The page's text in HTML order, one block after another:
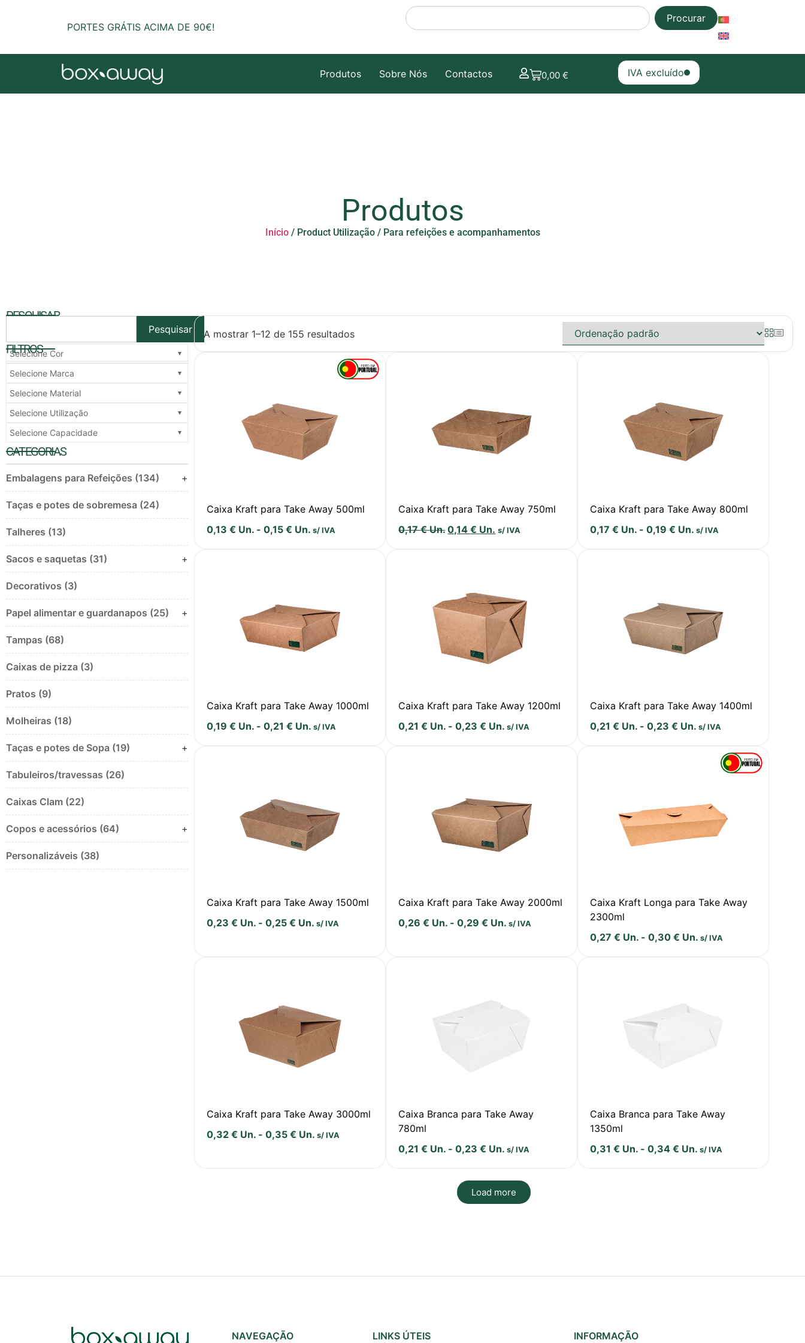
PORTES GRÁTIS ACIMA DE 90€!
Procurar
Produtos Sobre Nós Contactos 0,00 € IVA excluído
Produtos
Início/ Product Utilização / Para refeições e acompanhamentos
PESQUISAR
Pesquisar
FILTROS
Selecione Cor
Selecione Marca
Selecione Material
Selecione Utilização
Selecione Capacidade
CATEGORIAS
Embalagens para Refeições (134) +
Taças e potes de sobremesa (24)
Talheres (13)
Sacos e saquetas (31) +
Decorativos (3)
Papel alimentar e guardanapos (25) +
Tampas (68)
Caixas de pizza (3)
Pratos (9)
Molheiras (18)
Taças e potes de Sopa (19) +
Tabuleiros/travessas (26)
Caixas Clam (22)
Copos e acessórios (64) +
Personalizáveis (38)
A mostrar 1–12 de 155 resultados
Caixa Kraft para Take Away 500ml
0,13€ Un. -0,15€ Un. s/ IVA
Caixa Kraft para Take Away 750ml
0,17€ Un. 0,14€ Un. s/ IVA
Caixa Kraft para Take Away 800ml
0,17€ Un. -0,19€ Un. s/ IVA
Caixa Kraft para Take Away 1000ml
0,19€ Un. -0,21€ Un. s/ IVA
Caixa Kraft para Take Away 1200ml
0,21€ Un. -0,23€ Un. s/ IVA
Caixa Kraft para Take Away 1400ml
0,21€ Un. -0,23€ Un. s/ IVA
Caixa Kraft para Take Away 1500ml
0,23€ Un. -0,25€ Un. s/ IVA
Caixa Kraft para Take Away 2000ml
0,26€ Un. -0,29€ Un. s/ IVA
Caixa Kraft Longa para Take Away
2300ml
0,27€ Un. -0,30€ Un. s/ IVA
Caixa Kraft para Take Away 3000ml
0,32€ Un. -0,35€ Un. s/ IVA
Caixa Branca para Take Away
780ml
0,21€ Un. -0,23€ Un. s/ IVA
Caixa Branca para Take Away
1350ml
0,31€ Un. -0,34€ Un. s/ IVA
Load more
NAVEGAÇÃO LINKS ÚTEIS INFORMAÇÃO